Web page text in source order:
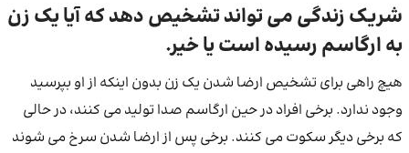
شریک زندگی می تواند تشخیص دهد که آیا یک زن
به ارگاسم رسیده است یا خیر.
هیچ راهی برای تشخیص ارضا شدن یک زن بدون اینکه از او بپرسید
وجود ندارد. برخی افراد در حین ارگاسم صدا تولید می کنند، در حالی
که برخی دیگر سکوت می کنند. برخی پس از ارضا شدن سرخ می شوند